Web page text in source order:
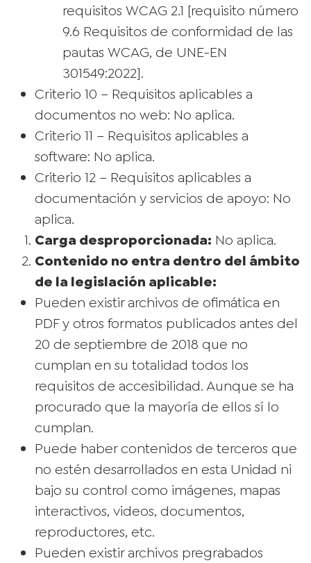
requisitos WCAG 2.1 [requisito número
9.6 Requisitos de conformidad de las
pautas WCAG, de UNE-EN
301549:2022].
Criterio 10 – Requisitos aplicables a
documentos no web: No aplica.
Criterio 11 – Requisitos aplicables a
software: No aplica.
Criterio 12 – Requisitos aplicables a
documentación y servicios de apoyo: No
aplica.
Carga desproporcionada: No aplica.
Contenido no entra dentro del ámbito
de la legislación aplicable:
Pueden existir archivos de ofimática en
PDF y otros formatos publicados antes del
20 de septiembre de 2018 que no
cumplan en su totalidad todos los
requisitos de accesibilidad. Aunque se ha
procurado que la mayoría de ellos sí lo
cumplan.
Puede haber contenidos de terceros que
no estén desarrollados en esta Unidad ni
bajo su control como imágenes, mapas
interactivos, videos, documentos,
reproductores, etc.
Pueden existir archivos pregrabados